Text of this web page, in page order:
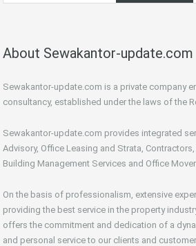
About Sewakantor-update.com
Sewakantor-update.com is a private company
consultancy, established under the laws of the
Sewakantor-update.com provides integrated
Advisory, Office Leasing and Strata,
Building Management Services and Office Mover.
On the basis of professionalism, extensive
providing the best service in the property
offers the commitment and dedication of a
and personal service to our clients and